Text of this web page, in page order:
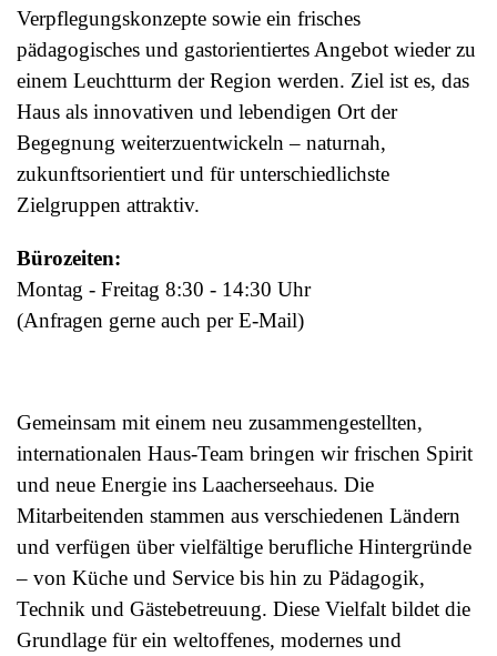
Verpflegungskonzepte sowie ein frisches
pädagogisches und gastorientiertes Angebot wieder zu
einem Leuchtturm der Region werden. Ziel ist es, das
Haus als innovativen und lebendigen Ort der
Begegnung weiterzuentwickeln – naturnah,
zukunftsorientiert und für unterschiedlichste
Zielgruppen attraktiv.
Bürozeiten:
Montag - Freitag 8:30 - 14:30 Uhr
(Anfragen gerne auch per E-Mail)
Gemeinsam mit einem neu zusammengestellten,
internationalen Haus-Team bringen wir frischen Spirit
und neue Energie ins Laacherseehaus. Die
Mitarbeitenden stammen aus verschiedenen Ländern
und verfügen über vielfältige berufliche Hintergründe
– von Küche und Service bis hin zu Pädagogik,
Technik und Gästebetreuung. Diese Vielfalt bildet die
Grundlage für ein weltoffenes, modernes und